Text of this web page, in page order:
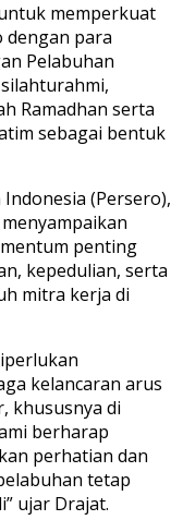
memperkuat
dengan para
Pelabuhan
Ramadhan serta
sebagai bentuk
(Persero),
penting
kepedulian, serta
mitra kerja di
kelancaran arus
khususnya di
berharap
perhatian dan
tetap
ujar Drajat.